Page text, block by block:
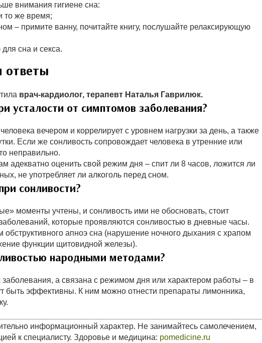
внимания гигиене сна:
то же время;
– примите ванну, почитайте книгу, послушайте релаксирующую
сна и секса.
ответы
врач-кардиолог, терапевт Наталья Гаврилюк.
усталости от симптомов заболевания?
вечером и коррелирует с уровнем нагрузки за день, а также
Если же сонливость сопровождает человека в утренние или
неправильно.
адекватно оценить свой режим дня – спит ли 8 часов, ложится ли
не употребляет ли алкоголь перед сном.
сонливости?
моменты учтены, и сонливость ими не обосновать, стоит
которые проявляются сонливостью в дневные часы.
апноэ сна (нарушение ночного дыхания с храпом
функции щитовидной железы).
народными методами?
а связана с режимом дня или характером работы – в
быть эффективны. К ним можно отнести препараты лимонника,
информационный характер. Не занимайтесь самолечением,
к специалисту. Здоровье и медицина: pomedicine.ru